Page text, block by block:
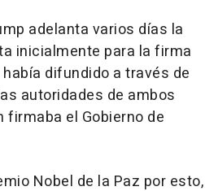
adelanta varios días la
inicialmente para la firma
difundido a través de
autoridades de ambos
firmaba el Gobierno de
Nobel de la Paz por esto,